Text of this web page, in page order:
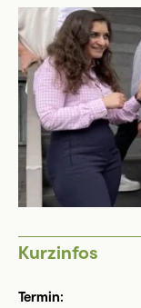
Kurzinfos
Termin: